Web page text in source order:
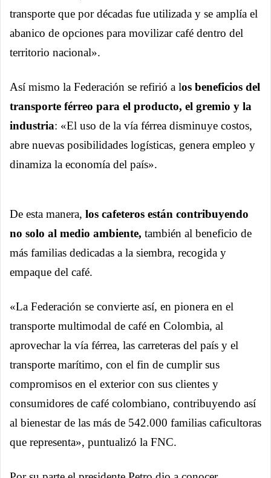
transporte que por décadas fue utilizada y se amplía el
abanico de opciones para movilizar café dentro del
territorio nacional».
Así mismo la Federación se refirió a los beneficios del
transporte férreo para el producto, el gremio y la
industria: «El uso de la vía férrea disminuye costos,
abre nuevas posibilidades logísticas, genera empleo y
dinamiza la economía del país».
De esta manera, los cafeteros están contribuyendo
no solo al medio ambiente, también al beneficio de
más familias dedicadas a la siembra, recogida y
empaque del café.
«La Federación se convierte así, en pionera en el
transporte multimodal de café en Colombia, al
aprovechar la vía férrea, las carreteras del país y el
transporte marítimo, con el fin de cumplir sus
compromisos en el exterior con sus clientes y
consumidores de café colombiano, contribuyendo así
al bienestar de las más de 542.000 familias caficultoras
que representa», puntualizó la FNC.